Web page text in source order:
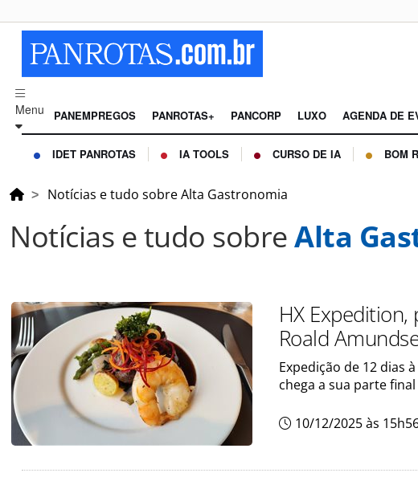
Menu PANEMPREGOS PANROTAS+ PANCORP LUXO AGENDA DE
IDET PANROTAS IA TOOLS CURSO DE IA BOM
Notícias e tudo sobre Alta Gastronomia
Notícias e tudo sobreAlta
HX
Roald
Expedição de 12 dias
chega a sua parte final
10/12/2025 às